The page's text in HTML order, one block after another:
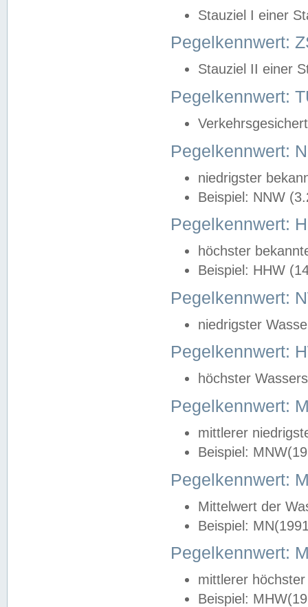
Stauziel I einer
Pegelkennwert:
Stauziel II einer
Pegelkennwert:
Pegelkennwert:
niedrigster
Beispiel: NNW
Pegelkennwert:
höchster
Beispiel: HHW
Pegelkennwert:
niedrigster
Pegelkennwert:
höchster
Pegelkennwert:
mittlerer
Beispiel:
Pegelkennwert:
Mittelwert der
Beispiel:
Pegelkennwert:
mittlerer
Beispiel: